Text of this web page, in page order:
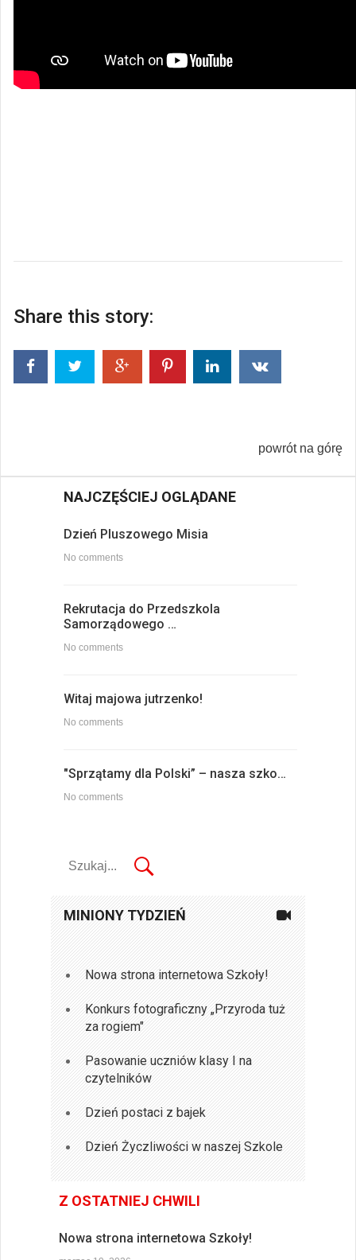
Share this story:
powrót na górę
NAJCZĘŚCIEJ OGLĄDANE
Dzień Pluszowego Misia
No comments
Rekrutacja do Przedszkola
Samorządowego …
No comments
Witaj majowa jutrzenko!
No comments
"Sprzątamy dla Polski” – nasza szko…
No comments
MINIONY TYDZIEŃ
Nowa strona internetowa Szkoły!
Konkurs fotograficzny „Przyroda tuż
za rogiem"
Pasowanie uczniów klasy I na
czytelników
Dzień postaci z bajek
Dzień Życzliwości w naszej Szkole
Z OSTATNIEJ CHWILI
Nowa strona internetowa Szkoły!